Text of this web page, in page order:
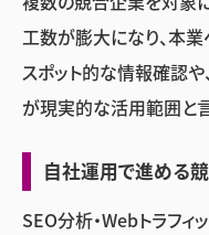
工数が膨大になり、本業
スポット的な情報確認
が現実的な活用範囲と言
自社運用で進める
SEO分析・Webトラフィ